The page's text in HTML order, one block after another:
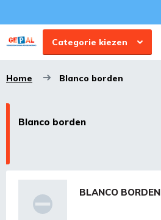
Categorie kiezen
Home Blanco borden
Blanco borden
BLANCO BORDEN